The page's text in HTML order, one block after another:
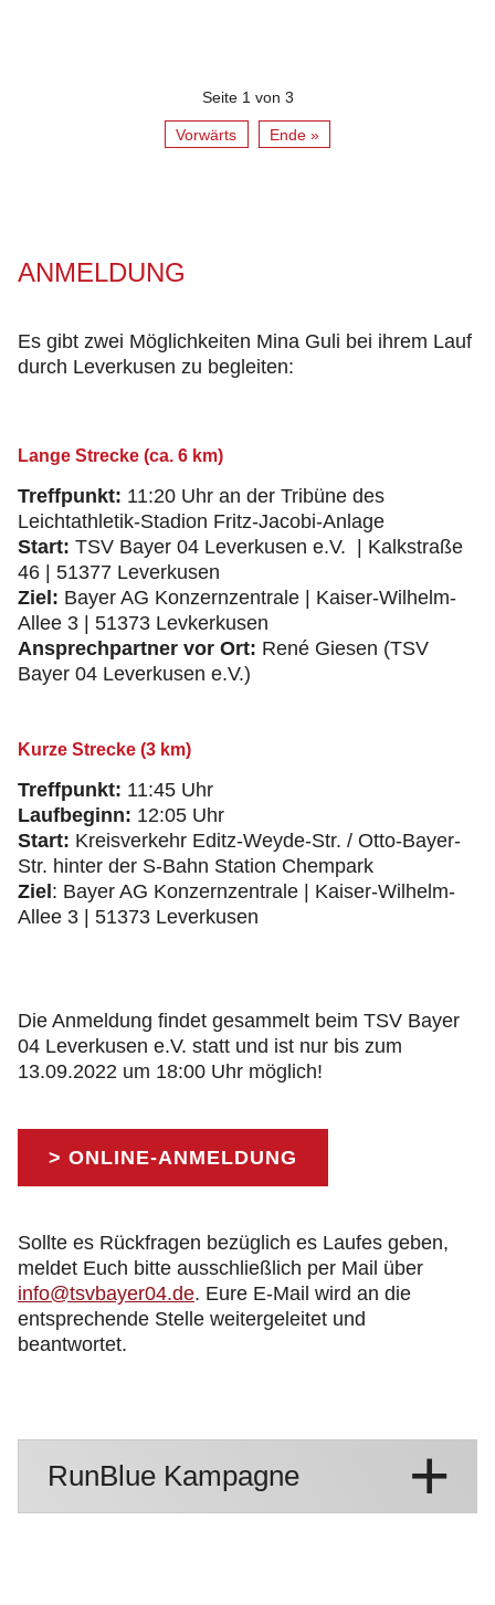
Seite 1 von 3
Vorwärts Ende »
ANMELDUNG
Es gibt zwei Möglichkeiten Mina Guli bei ihrem Lauf
durch Leverkusen zu begleiten:
Lange Strecke (ca. 6 km)
Treffpunkt: 11:20 Uhr an der Tribüne des
Leichtathletik-Stadion Fritz-Jacobi-Anlage
Start: TSV Bayer 04 Leverkusen e.V. | Kalkstraße
46 | 51377 Leverkusen
Ziel: Bayer AG Konzernzentrale | Kaiser-Wilhelm-
Allee 3 | 51373 Levkerkusen
Ansprechpartner vor Ort: René Giesen (TSV
Bayer 04 Leverkusen e.V.)
Kurze Strecke (3 km)
Treffpunkt: 11:45 Uhr
Laufbeginn: 12:05 Uhr
Start: Kreisverkehr Editz-Weyde-Str. / Otto-Bayer-
Str. hinter der S-Bahn Station Chempark
Ziel : Bayer AG Konzernzentrale | Kaiser-Wilhelm-
Allee 3 | 51373 Leverkusen
Die Anmeldung findet gesammelt beim TSV Bayer
04 Leverkusen e.V. statt und ist nur bis zum
13.09.2022 um 18:00 Uhr möglich!
> ONLINE-ANMELDUNG
Sollte es Rückfragen bezüglich es Laufes geben,
meldet Euch bitte ausschließlich per Mail über
info@tsvbayer04.de. Eure E-Mail wird an die
entsprechende Stelle weitergeleitet und
beantwortet.
RunBlue Kampagne